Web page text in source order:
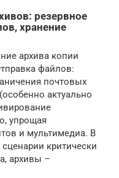
резервное
хранение
архива копии
файлов:
почтовых
актуально
упрощая
и мультимедиа. В
критически
архивы –